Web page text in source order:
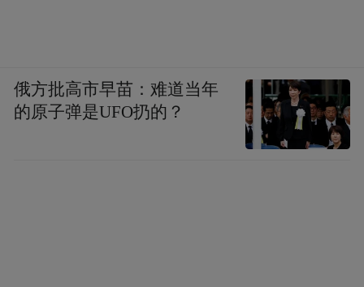
俄方批高市早苗：难道当年
的原子弹是UFO扔的？